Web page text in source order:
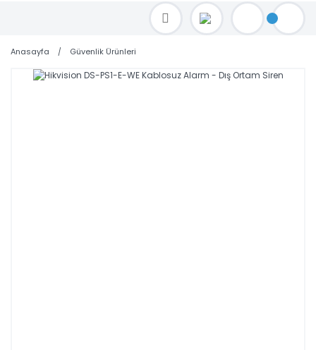
TOPTAN FİYAT ALMAK İÇİN satis@toptanbilgisayar.net MAİL ATINIZ.
SİPARİŞLERİNİZİ AYNI GÜN KARGO İLE GÖNDERİYORUZ!
Anasayfa Güvenlik Ürünleri